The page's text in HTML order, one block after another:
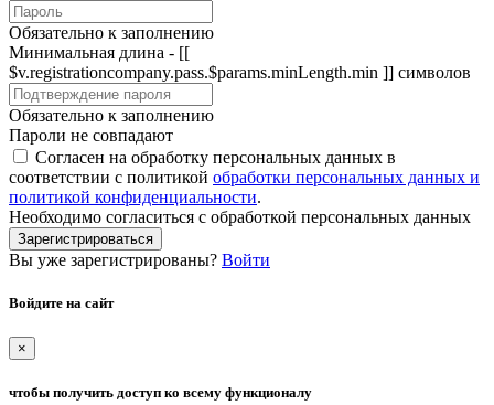
Обязательно к заполнению
Минимальная длина - [[
$v.registrationcompany.pass.$params.minLength.min ]] символов
Обязательно к заполнению
Пароли не совпадают
Согласен на обработку персональных данных в
соответствии с политикой обработки персональных данных и
политикой конфиденциальности.
Необходимо согласиться с обработкой персональных данных
Зарегистрироваться
Вы уже зарегистрированы? Войти
Войдите на сайт
×
чтобы получить доступ ко всему функционалу